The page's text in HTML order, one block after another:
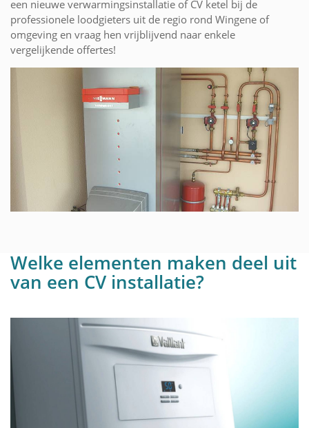
een nieuwe verwarmingsinstallatie of CV ketel bij de
professionele loodgieters uit de regio rond Wingene of
omgeving en vraag hen vrijblijvend naar enkele
vergelijkende offertes!
Welke elementen maken deel uit
van een CV installatie?